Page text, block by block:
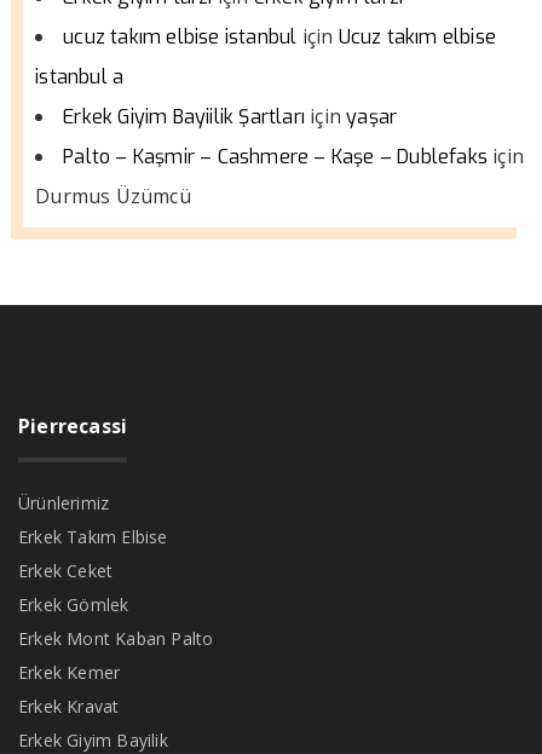
ucuz takım elbise istanbul için Ucuz takım elbise
istanbul a
Erkek Giyim Bayiilik Şartları içinyaşar
Palto – Kaşmir – Cashmere – Kaşe – Dublefaks için
Durmus Üzümcü
Pierrecassi
Ürünlerimiz
Erkek Takım Elbise
Erkek Ceket
Erkek Gömlek
Erkek Mont Kaban Palto
Erkek Kemer
Erkek Kravat
Erkek Giyim Bayilik